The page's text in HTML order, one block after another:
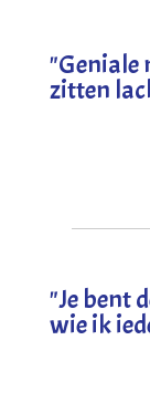
"Geniale
zitten
"Je bent
wie ik